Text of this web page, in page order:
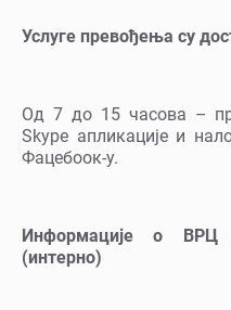
Услуге превођења су
Од 7 до 15 часова –
Skype апликације и
Фацебоок-у.
Информације о ВРЦ
(интерно)